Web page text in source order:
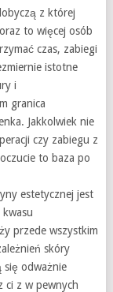
z której
to więcej osób
czas, zabiegi
istotne
i
granica
Jakkolwiek nie
czy zabiegu z
to baza po
estetycznej jest
przede wszystkim
skóry
się odważnie
ci z w pewnych